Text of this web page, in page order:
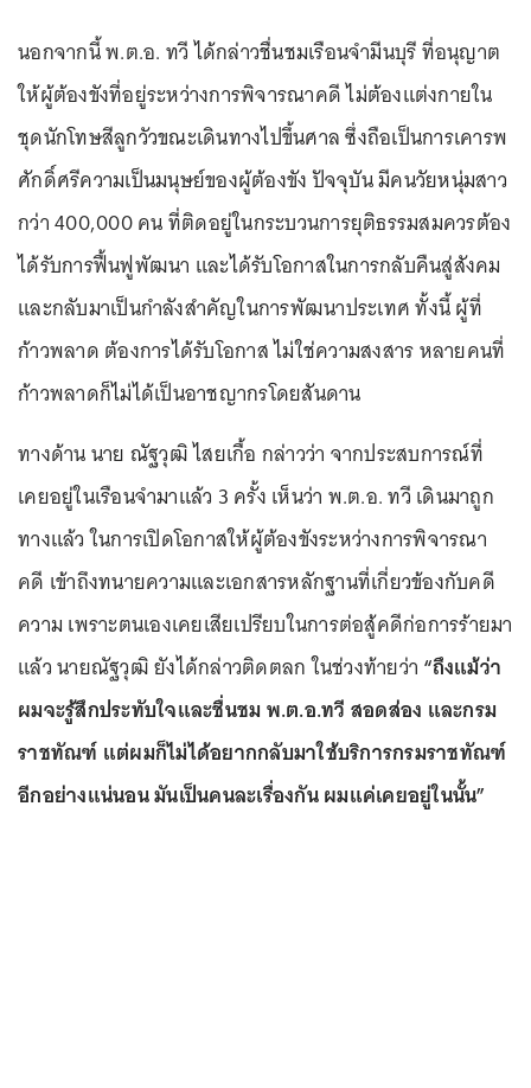
นอกจากนี้ พ.ต.อ. ทวี ได้กล่าวชื่นชมเรือนจำมีนบุรี ที่อนุญาต
ให้ผู้ต้องขังที่อยู่ระหว่างการพิจารณาคดี ไม่ต้องแต่งกายใน
ชุดนักโทษสีลูกวัวขณะเดินทางไปขึ้นศาล ซึ่งถือเป็นการเคารพ
ศักดิ์ศรีความเป็นมนุษย์ของผู้ต้องขัง ปัจจุบัน มีคนวัยหนุ่มสาว
กว่า 400,000 คน ที่ติดอยู่ในกระบวนการยุติธรรมสมควรต้อง
ได้รับการฟื้นฟูพัฒนา และได้รับโอกาสในการกลับคืนสู่สังคม
และกลับมาเป็นกำลังสำคัญในการพัฒนาประเทศ ทั้งนี้ ผู้ที่
ก้าวพลาด ต้องการได้รับโอกาส ไม่ใช่ความสงสาร หลายคนที่
ก้าวพลาดก็ไม่ได้เป็นอาชญากรโดยสันดาน
ทางด้าน นาย ณัฐวุฒิ ไสยเกื้อ กล่าวว่า จากประสบการณ์ที่
เคยอยู่ในเรือนจำมาแล้ว 3 ครั้ง เห็นว่า พ.ต.อ. ทวี เดินมาถูก
ทางแล้ว ในการเปิดโอกาสให้ผู้ต้องขังระหว่างการพิจารณา
คดี เข้าถึงทนายความและเอกสารหลักฐานที่เกี่ยวข้องกับคดี
ความ เพราะตนเองเคยเสียเปรียบในการต่อสู้คดีก่อการร้ายมา
แล้ว นายณัฐวุฒิ ยังได้กล่าวติดตลก ในช่วงท้ายว่า “ถึงแม้ว่า
ผมจะรู้สึกประทับใจและชื่นชม พ.ต.อ.ทวี สอดส่อง และกรม
ราชทัณฑ์ แต่ผมก็ไม่ได้อยากกลับมาใช้บริการกรมราชทัณฑ์
อีกอย่างแน่นอน มันเป็นคนละเรื่องกัน ผมแค่เคยอยู่ในนั้น”